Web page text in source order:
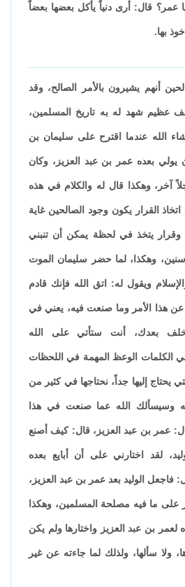
عمر؟ قال: أرى دنياً يأكل بعضها بعضاً
بها.
أنهم يشيرون بالأمر الصالح، وقد
عظيم شهد له به تاريخ المسلمين،
الله عندما اقترح على سليمان بن
بعده عمر بن عبد العزيز، وكان
آخر، وهكذا قال له والكلام في هذه
القرار يكون وجود الصالحين غاية
وقرار يتخذ في لحظة يمكن أن تنبني
سنين، وهكذا، لما حضر سليمان الموت
ويقول له: اتق الله فإنك قادم
عن هذا الأمر وما صنعت فيه، يعني في
بعدك، أنت ستأتي على الله
الكلمات الوعظ المهمة في اللحظات
يحتاج إليها جداً، نحتاجها في كثير من
وسيسألك الله عما صنعت في هذا
عمر بن عبد العزيز، قال: كيف أصنع
لقد اختارني على أن أبايع بعده
فاجعل الوليد بعد عمر بن عبد العزيز،
على ما فيه مصلحة المسلمين، وهكذا
لعمر بن عبد العزيز واختارها ولم يكن
ولا سألها، ولذلك لما جاءته عن غير